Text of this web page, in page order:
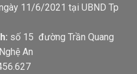
11/6/2021 tại UBND Tp
số 15 đường Trần Quang
Nghệ An